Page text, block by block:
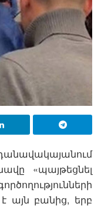
«պայթեցնել
այն բանից, երբ